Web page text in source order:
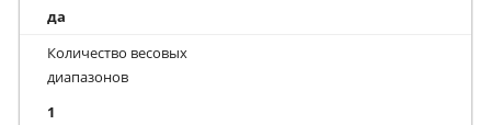
да
Количество весовых
диапазонов
1